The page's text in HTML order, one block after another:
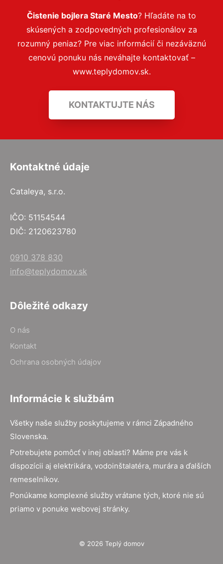
Čistenie bojlera Staré Mesto? Hľadáte na to
skúsených a zodpovedných profesionálov za
rozumný peniaz? Pre viac informácií či nezáväznú
cenovú ponuku nás neváhajte kontaktovať –
www.teplydomov.sk.
KONTAKTUJTE NÁS
Kontaktné údaje
Cataleya, s.r.o.
IČO: 51154544
DIČ: 2120623780
0910 378 830
info@teplydomov.sk
Dôležité odkazy
O nás
Kontakt
Ochrana osobných údajov
Informácie k službám
Všetky naše služby poskytujeme v rámci Západného
Slovenska.
Potrebujete pomôcť v inej oblasti? Máme pre vás k
dispozícii aj elektrikára, vodoinštalatéra, murára a ďalších
remeselníkov.
Ponúkame komplexné služby vrátane tých, ktoré nie sú
priamo v ponuke webovej stránky.
© 2026 Teplý domov